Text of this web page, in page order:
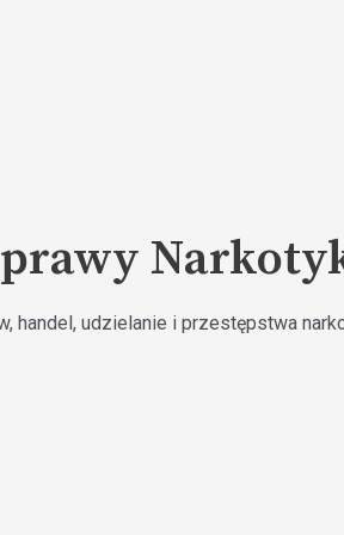
handel, udzielanie i przestępstwa